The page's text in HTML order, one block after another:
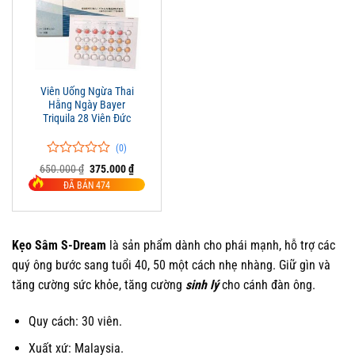
Viên Uống Ngừa Thai
Hằng Ngày Bayer
Triquila 28 Viên Đức
0
trên
5
0
(0)
650.000₫ Giá
gốc
là:
375.000₫Giá
hiện
tại
375.000 ₫.
ĐÃ BÁN 474
Kẹo Sâm S-Dream là sản phẩm dành cho phái mạnh, hỗ trợ các
quý ông bước sang tuổi 40, 50 một cách nhẹ nhàng. Giữ gìn và
tăng cường sức khỏe, tăng cường sinh lý cho cánh đàn ông.
Quy cách: 30 viên.
Xuất xứ: Malaysia.